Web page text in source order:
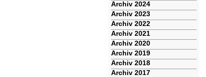
Archiv 2024
Archiv 2023
Archiv 2022
Archiv 2021
Archiv 2020
Archiv 2019
Archiv 2018
Archiv 2017